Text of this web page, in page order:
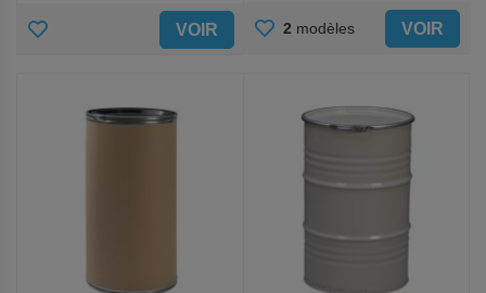
AJOUTER
FAVORIS
VOIR AJOUTER
FAVORIS
2 modèles VOIR